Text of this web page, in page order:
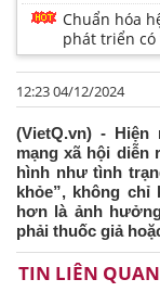
Chuẩn hóa
phát triển
12:23 04/12/2024
(VietQ.vn) -
mạng xã hội diễn
hình như tình
khỏe”, không chỉ
hơn là ảnh
phải thuốc giả
TIN LIÊN QUAN